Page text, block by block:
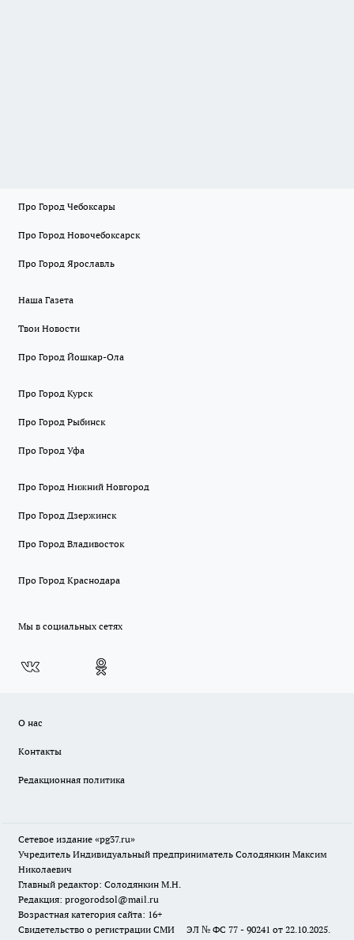
Про Город Чебоксары
Про Город Новочебоксарск
Про Город Ярославль
Наша Газета
Твои Новости
Про Город Йошкар-Ола
Про Город Курск
Про Город Рыбинск
Про Город Уфа
Про Город Нижний Новгород
Про Город Дзержинск
Про Город Владивосток
Про Город Краснодара
Мы в социальных сетях
О нас
Контакты
Редакционная политика
Сетевое издание «pg37.ru»
Учредитель Индивидуальный предприниматель Солодянкин Максим
Николаевич
Главный редактор: Солодянкин М.Н.
Редакция: progorodsol@mail.ru
Возрастная категория сайта: 16+
Свидетельство о регистрации СМИ ЭЛ № ФС 77 - 90241 от 22.10.2025.